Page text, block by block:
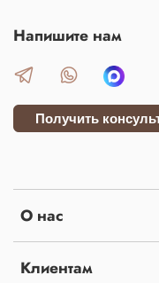
О нас
Клиентам
Напишите нам
Получить